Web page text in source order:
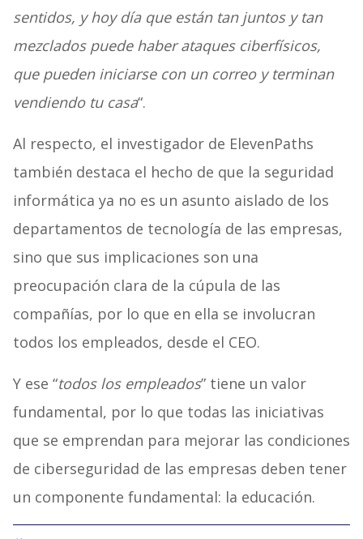
sentidos, y hoy día que están tan juntos y tan
mezclados puede haber ataques ciberfísicos,
que pueden iniciarse con un correo y terminan
vendiendo tu casa“.
Al respecto, el investigador de ElevenPaths
también destaca el hecho de que la seguridad
informática ya no es un asunto aislado de los
departamentos de tecnología de las empresas,
sino que sus implicaciones son una
preocupación clara de la cúpula de las
compañías, por lo que en ella se involucran
todos los empleados, desde el CEO.
Y ese “todos los empleados” tiene un valor
fundamental, por lo que todas las iniciativas
que se emprendan para mejorar las condiciones
de ciberseguridad de las empresas deben tener
un componente fundamental: la educación.